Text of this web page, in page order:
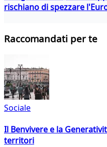
rischiano di spezzare
Raccomandati per te
Sociale
Il Benvivere e la
territori